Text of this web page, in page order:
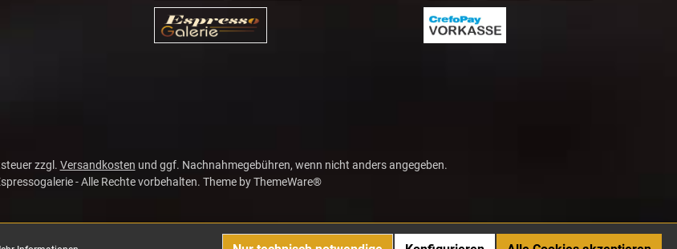
zzgl. Versandkosten und ggf. Nachnahmegebühren, wenn nicht anders angegeben.
- Alle Rechte vorbehalten. Theme byThemeWare®